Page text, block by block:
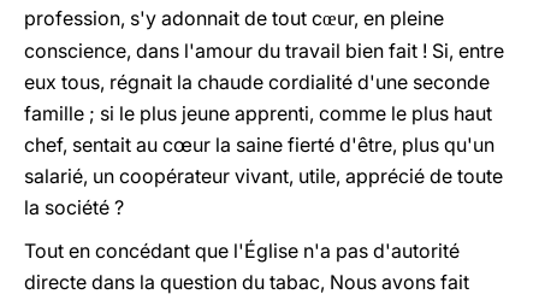
profession, s'y adonnait de tout cœur, en pleine
conscience, dans l'amour du travail bien fait ! Si, entre
eux tous, régnait la chaude cordialité d'une seconde
famille ; si le plus jeune apprenti, comme le plus haut
chef, sentait au cœur la saine fierté d'être, plus qu'un
salarié, un coopérateur vivant, utile, apprécié de toute
la société ?
Tout en concédant que l'Église n'a pas d'autorité
directe dans la question du tabac, Nous avons fait